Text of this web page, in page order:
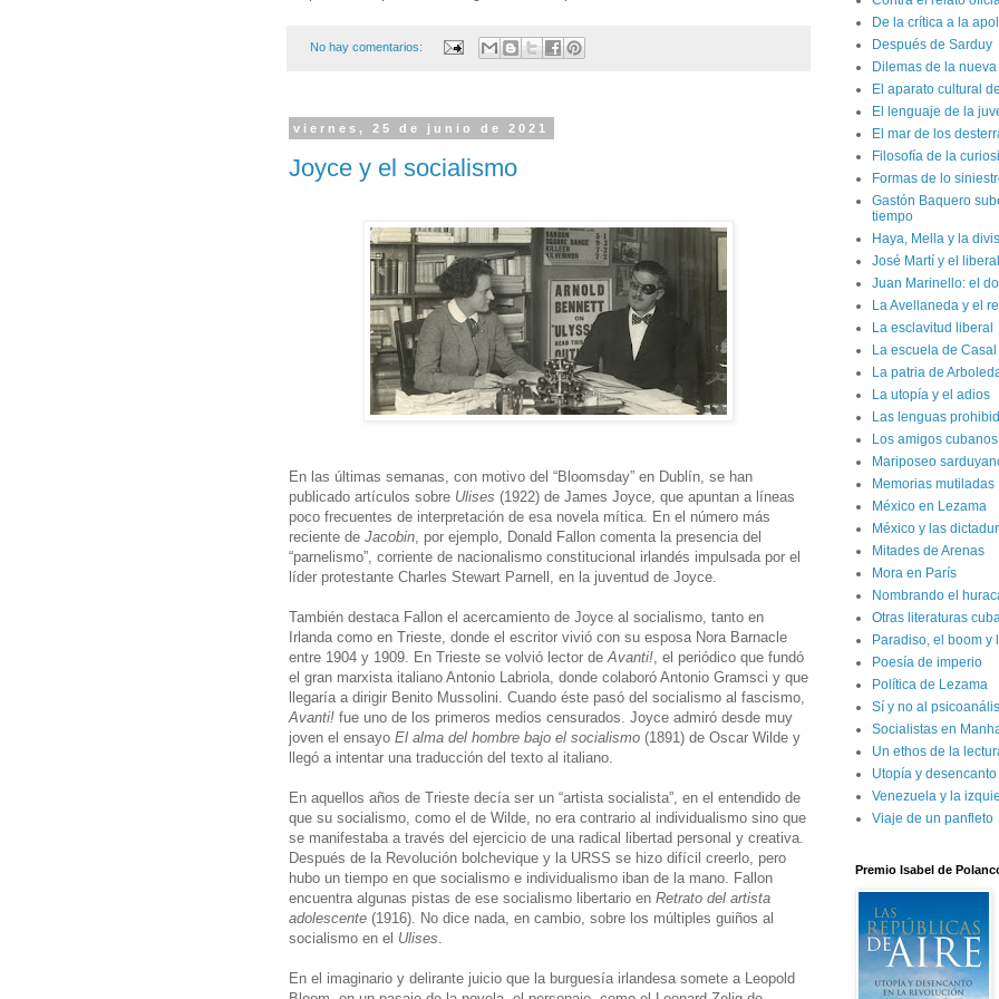
No hay comentarios:
viernes, 25 de junio de 2021
Joyce y el socialismo
En las últimas semanas, con motivo del “Bloomsday” en Dublín, se han
publicado artículos sobre Ulises (1922) de James Joyce, que apuntan a líneas
poco frecuentes de interpretación de esa novela mítica. En el número más
reciente de Jacobin , por ejemplo, Donald Fallon comenta la presencia del
“parnelismo”, corriente de nacionalismo constitucional irlandés impulsada por el
líder protestante Charles Stewart Parnell, en la juventud de Joyce.
También destaca Fallon el acercamiento de Joyce al socialismo, tanto en
Irlanda como en Trieste, donde el escritor vivió con su esposa Nora Barnacle
entre 1904 y 1909. En Trieste se volvió lector de Avanti! , el periódico que fundó
el gran marxista italiano Antonio Labriola, donde colaboró Antonio Gramsci y que
llegaría a dirigir Benito Mussolini. Cuando éste pasó del socialismo al fascismo,
Avanti! fue uno de los primeros medios censurados. Joyce admiró desde muy
joven el ensayo El alma del hombre bajo el socialismo (1891) de Oscar Wilde y
llegó a intentar una traducción del texto al italiano.
En aquellos años de Trieste decía ser un “artista socialista”, en el entendido de
que su socialismo, como el de Wilde, no era contrario al individualismo sino que
se manifestaba a través del ejercicio de una radical libertad personal y creativa.
Después de la Revolución bolchevique y la URSS se hizo difícil creerlo, pero
hubo un tiempo en que socialismo e individualismo iban de la mano. Fallon
encuentra algunas pistas de ese socialismo libertario en Retrato del artista
adolescente (1916). No dice nada, en cambio, sobre los múltiples guiños al
socialismo en el Ulises
En el imaginario y delirante juicio que la burguesía irlandesa somete a Leopold
De la crítica a la
Después de Sarduy
Dilemas de la
El aparato cultural
El lenguaje de la
El mar de los
Filosofía de la
Formas de lo
Gastón Baquero
tiempo
Haya, Mella y la
José Martí y el
Juan Marinello: el
La Avellaneda y el
La esclavitud liberal
La escuela de Casal
La patria de
La utopía y el adios
Las lenguas
Los amigos
Mariposeo
Memorias mutiladas
México en Lezama
México y las
Mitades de Arenas
Mora en París
Nombrando el
Otras literaturas
Paradiso, el boom y
Poesía de imperio
Política de Lezama
Sí y no al
Socialistas en
Un ethos de la
Utopía y
Venezuela y la
Viaje de un panfleto
Premio Isabel de